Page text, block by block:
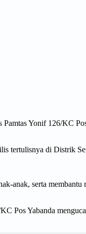
Yonif 126/KC
tertulisnya di Distrik
anak, serta
Pos Yabanda